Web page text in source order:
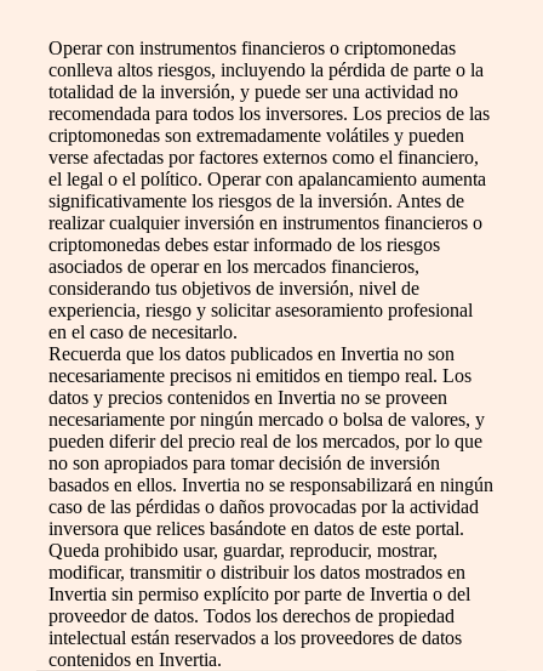
Operar con instrumentos financieros o criptomonedas
conlleva altos riesgos, incluyendo la pérdida de parte o la
totalidad de la inversión, y puede ser una actividad no
recomendada para todos los inversores. Los precios de las
criptomonedas son extremadamente volátiles y pueden
verse afectadas por factores externos como el financiero,
el legal o el político. Operar con apalancamiento aumenta
significativamente los riesgos de la inversión. Antes de
realizar cualquier inversión en instrumentos financieros o
criptomonedas debes estar informado de los riesgos
asociados de operar en los mercados financieros,
considerando tus objetivos de inversión, nivel de
experiencia, riesgo y solicitar asesoramiento profesional
en el caso de necesitarlo.
Recuerda que los datos publicados en Invertia no son
necesariamente precisos ni emitidos en tiempo real. Los
datos y precios contenidos en Invertia no se proveen
necesariamente por ningún mercado o bolsa de valores, y
pueden diferir del precio real de los mercados, por lo que
no son apropiados para tomar decisión de inversión
basados en ellos. Invertia no se responsabilizará en ningún
caso de las pérdidas o daños provocadas por la actividad
inversora que relices basándote en datos de este portal.
Queda prohibido usar, guardar, reproducir, mostrar,
modificar, transmitir o distribuir los datos mostrados en
Invertia sin permiso explícito por parte de Invertia o del
proveedor de datos. Todos los derechos de propiedad
intelectual están reservados a los proveedores de datos
contenidos en Invertia.